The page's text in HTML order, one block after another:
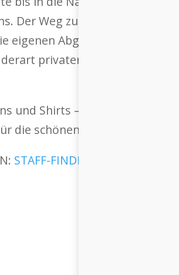
Der Weg zurück zum Glück
eigenen Abgründe blickt.
privaten und
und Shirts – was braucht man
die schönen Give-Aways.
STAFF-FINDER